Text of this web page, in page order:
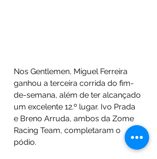
Nos Gentlemen, Miguel Ferreira
ganhou a terceira corrida do fim-
de-semana, além de ter alcançado
um excelente 12.º lugar. Ivo Prada
e Breno Arruda, ambos da Zome
Racing Team, completaram o
pódio.